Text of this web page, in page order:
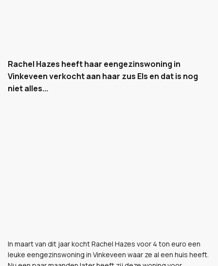
Rachel Hazes heeft haar eengezinswoning in
Vinkeveen verkocht aan haar zus Els en dat is nog
niet alles...
In maart van dit jaar kocht Rachel Hazes voor 4 ton euro een
leuke eengezinswoning in Vinkeveen waar ze al een huis heeft.